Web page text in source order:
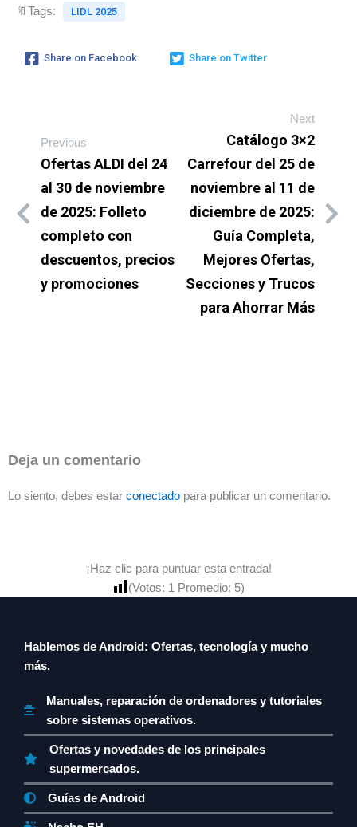
Valenciana
🔖Tags: LIDL 2025
Share on Facebook Share on Twitter
Previous
Ofertas ALDI del 24
al 30 de noviembre
de 2025: Folleto
completo con
descuentos, precios
y promociones
Next
Catálogo 3×2
Carrefour del 25 de
noviembre al 11 de
diciembre de 2025:
Guía Completa,
Mejores Ofertas,
Secciones y Trucos
para Ahorrar Más
Deja un comentario
Lo siento, debes estar conectado para publicar un comentario.
¡Haz clic para puntuar esta entrada!
(Votos: 1 Promedio: 5)
Hablemos de Android: Ofertas, tecnología y mucho
más.
Manuales, reparación de ordenadores y tutoriales
sobre sistemas operativos.
Ofertas y novedades de los principales
supermercados.
Guías de Android